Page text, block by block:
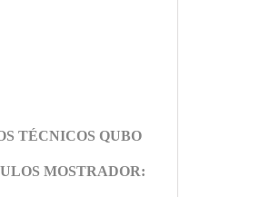
TÉCNICOS QUBO
MOSTRADOR: